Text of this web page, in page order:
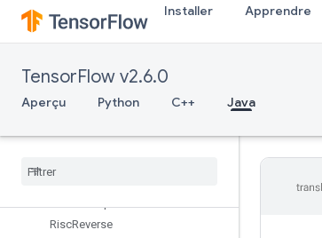
Installer Apprendre
TensorFlow v2.6.0
Aperçu Python C++ Java
RiscMul
RiscNeg
RiscPool
RiscReal
RiscReverse